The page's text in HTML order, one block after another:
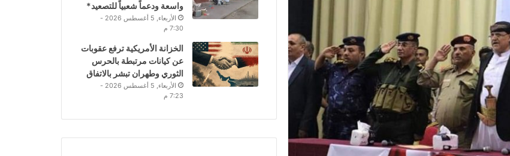
واسعة ودعماً شعبياً للتصعيد*
الأربعاء, 5 أغسطس 2026 -
7:30 م
الخزانة الأمريكية ترفع عقوبات
عن كيانات مرتبطة بالحرس
الثوري وطهران تبشر بالاتفاق
الأربعاء, 5 أغسطس 2026 -
7:23 م